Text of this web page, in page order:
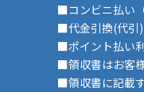
■コンビニ払い（
■代金引換(代引
■ポイント払い
■領収書はお客
■領収書に記載